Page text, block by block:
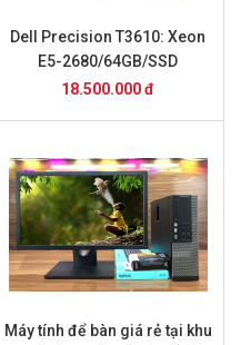
Dell Precision T3610: Xeon
E5-2680/64GB/SSD
240GB/K5000/24inch
18.500.000 đ
Máy tính để bàn giá rẻ tại khu